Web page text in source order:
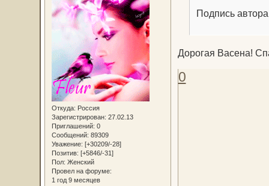
Откуда: Россия
Зарегистрирован: 27.02.13
Приглашений: 0
Сообщений: 89309
Уважение: [+30209/-28]
Позитив: [+5846/-31]
Пол: Женский
Провел на форуме:
1 год 9 месяцев
Подпись автора
Дорогая Васена!
0